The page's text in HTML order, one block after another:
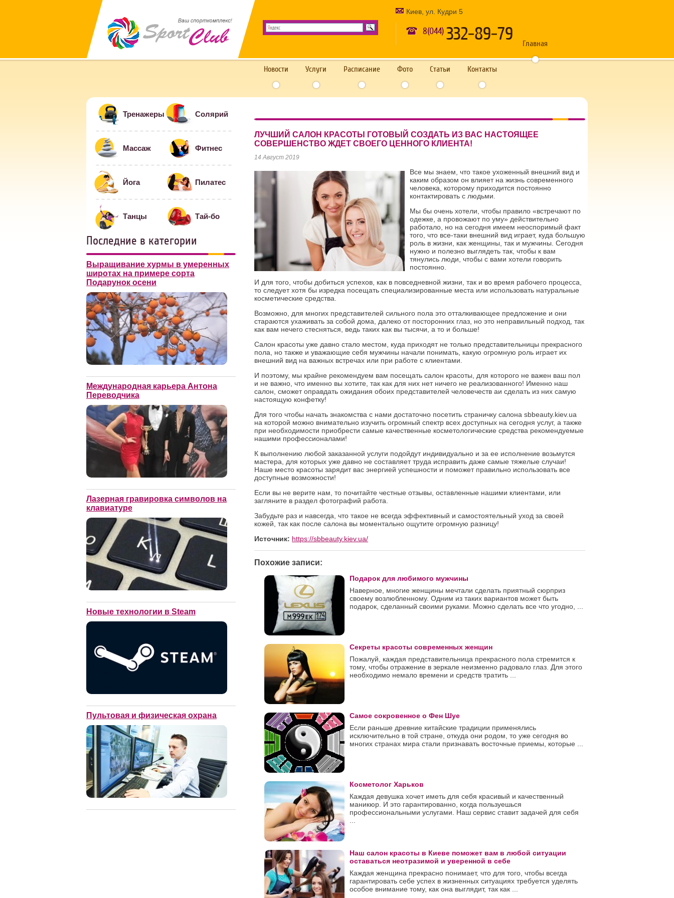
Киев, ул. Кудри 5
8(044) 332-89-79 Главная
Новости Услуги Расписание Фото Статьи Контакты
Тренажеры Солярий
Массаж Фитнес
Йога Пилатес
Танцы Тай-бо
Последние в категории
Выращивание хурмы в умеренных
широтах на примере сорта
Подарунок осени
Международная карьера Антона
Переводчика
Лазерная гравировка символов на
клавиатуре
Новые технологии в Steam
Пультовая и физическая охрана
ЛУЧШИЙ САЛОН КРАСОТЫ ГОТОВЫЙ СОЗДАТЬ ИЗ ВАС НАСТОЯЩЕЕ
СОВЕРШЕНСТВО ЖДЕТ СВОЕГО ЦЕННОГО КЛИЕНТА!
14 Август 2019
Все мы знаем, что такое ухоженный внешний вид и
каким образом он влияет на жизнь современного
человека, которому приходится постоянно
контактировать с людьми.
Мы бы очень хотели, чтобы правило «встречают по
одежке, а провожают по уму» действительно
работало, но на сегодня имеем неоспоримый факт
того, что все-таки внешний вид играет, куда большую
роль в жизни, как женщины, так и мужчины. Сегодня
нужно и полезно выглядеть так, чтобы к вам
тянулись люди, чтобы с вами хотели говорить
постоянно.
И для того, чтобы добиться успехов, как в повседневной жизни, так и во время рабочего процесса,
то следует хотя бы изредка посещать специализированные места или использовать натуральные
косметические средства.
Возможно, для многих представителей сильного пола это отталкивающее предложение и они
стараются ухаживать за собой дома, далеко от посторонних глаз, но это неправильный подход, так
как вам нечего стесняться, ведь таких как вы тысячи, а то и больше!
Салон красоты уже давно стало местом, куда приходят не только представительницы прекрасного
пола, но также и уважающие себя мужчины начали понимать, какую огромную роль играет их
внешний вид на важных встречах или при работе с клиентами.
И поэтому, мы крайне рекомендуем вам посещать салон красоты, для которого не важен ваш пол
и не важно, что именно вы хотите, так как для них нет ничего не реализованного! Именно наш
салон, сможет оправдать ожидания обоих представителей человечеств аи сделать из них самую
настоящую конфетку!
Для того чтобы начать знакомства с нами достаточно посетить страничку салона sbbeauty.kiev.ua
на которой можно внимательно изучить огромный спектр всех доступных на сегодня услуг, а также
при необходимости приобрести самые качественные косметологические средства рекомендуемые
нашими профессионалами!
К выполнению любой заказанной услуги подойдут индивидуально и за ее исполнение возьмутся
мастера, для которых уже давно не составляет труда исправить даже самые тяжелые случаи!
Наше место красоты зарядит вас энергией успешности и поможет правильно использовать все
доступные возможности!
Если вы не верите нам, то почитайте честные отзывы, оставленные нашими клиентами, или
загляните в раздел фотографий работа.
Забудьте раз и навсегда, что такое не всегда эффективный и самостоятельный уход за своей
кожей, так как после салона вы моментально ощутите огромную разницу!
Источник: https://sbbeauty.kiev.ua/
Похожие записи:
Подарок для любимого мужчины
Наверное, многие женщины мечтали сделать приятный сюрприз
своему возлюбленному. Одним из таких вариантов может быть
подарок, сделанный своими руками. Можно сделать все что угодно, ...
Секреты красоты современных женщин
Пожалуй, каждая представительница прекрасного пола стремится к
тому, чтобы отражение в зеркале неизменно радовало глаз. Для этого
необходимо немало времени и средств тратить ...
Самое сокровенное о Фен Шуе
Если раньше древние китайские традиции применялись
исключительно в той стране, откуда они родом, то уже сегодня во
многих странах мира стали признавать восточные приемы, которые ...
Косметолог Харьков
Каждая девушка хочет иметь для себя красивый и качественный
маникюр. И это гарантированно, когда пользуешься
профессиональными услугами. Наш сервис ставит задачей для себя
Наш салон красоты в Киеве поможет вам в любой ситуации
оставаться неотразимой и уверенной в себе
Каждая женщина прекрасно понимает, что для того, чтобы всегда
гарантировать себе успех в жизненных ситуациях требуется уделять
особое внимание тому, как она выглядит, так как ...